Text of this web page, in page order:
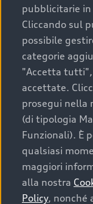
pubblicitarie
Cliccando sul
possibile
categorie
"Accetta tutti",
accettate.
prosegui nella
(di tipologia
Funzionali). È
qualsiasi
maggiori
alla nostra
Policy, nonché